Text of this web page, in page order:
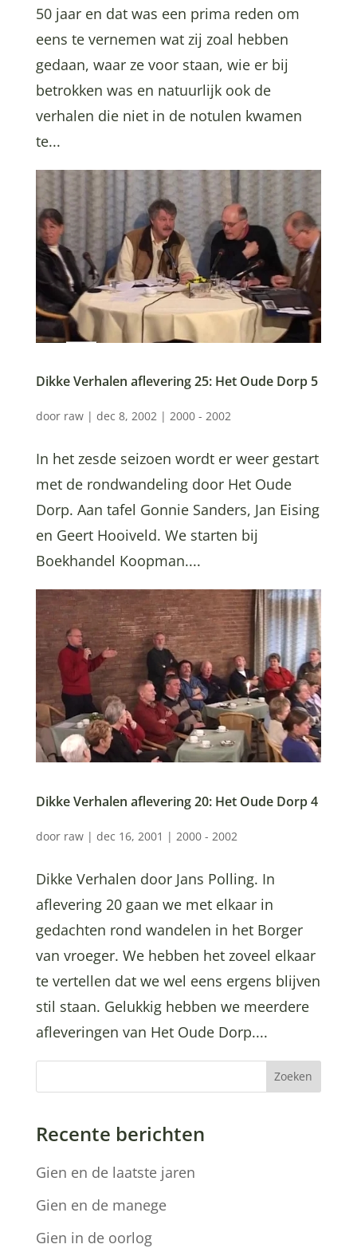
50 jaar en dat was een prima reden om
eens te vernemen wat zij zoal hebben
gedaan, waar ze voor staan, wie er bij
betrokken was en natuurlijk ook de
verhalen die niet in de notulen kwamen
te...
Dikke Verhalen aflevering 25: Het Oude Dorp 5
door raw| dec 8, 2002| 2000 - 2002
In het zesde seizoen wordt er weer gestart
met de rondwandeling door Het Oude
Dorp. Aan tafel Gonnie Sanders, Jan Eising
en Geert Hooiveld. We starten bij
Boekhandel Koopman....
Dikke Verhalen aflevering 20: Het Oude Dorp 4
door raw| dec 16, 2001 | 2000 - 2002
Dikke Verhalen door Jans Polling. In
aflevering 20 gaan we met elkaar in
gedachten rond wandelen in het Borger
van vroeger. We hebben het zoveel elkaar
te vertellen dat we wel eens ergens blijven
stil staan. Gelukkig hebben we meerdere
afleveringen van Het Oude Dorp....
Zoeken
Recente berichten
Gien en de laatste jaren
Gien en de manege
Gien in de oorlog